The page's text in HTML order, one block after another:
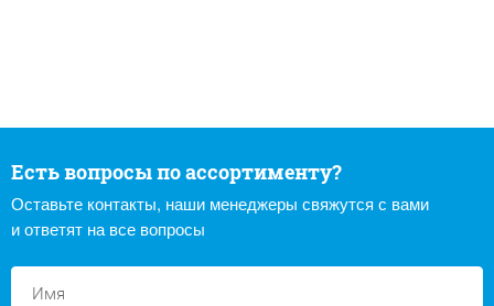
Есть вопросы по ассортименту?
Оставьте контакты, наши менеджеры свяжутся с вами
и ответят на все вопросы